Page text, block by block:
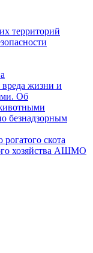
территорий
жизни и
Об
безнадзорным
скота
хозяйства АШМО